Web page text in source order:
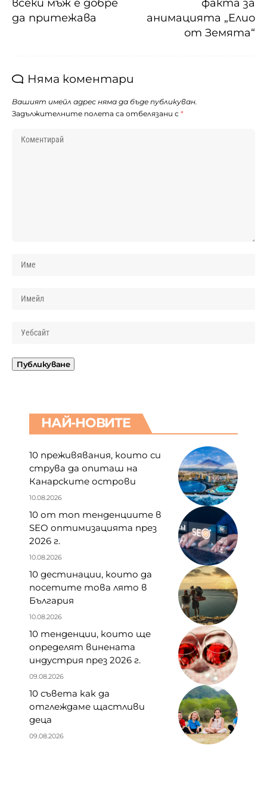
всеки мъж е добре
да притежава
факта за
анимацията „Елио
от Земята“
Няма коментари
Вашият имейл адрес няма да бъде публикуван.
Задължителните полета са отбелязани с *
НАЙ-НОВИТЕ
10 преживявания, които си
струва да опиташ на
Канарските острови
10.08.2026
10 от топ тенденциите в
SEO оптимизацията през
2026 г.
10.08.2026
10 дестинации, които да
посетите това лято в
България
10.08.2026
10 тенденции, които ще
определят винената
индустрия през 2026 г.
09.08.2026
10 съвета как да
отглеждаме щастливи
деца
09.08.2026